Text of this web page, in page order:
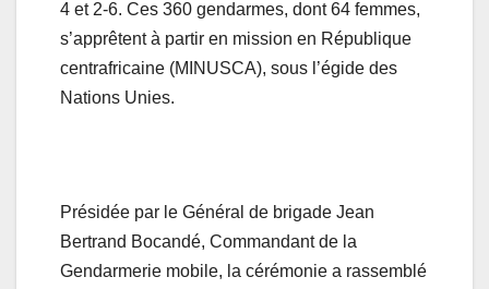
4 et 2-6. Ces 360 gendarmes, dont 64 femmes,
s’apprêtent à partir en mission en République
centrafricaine (MINUSCA), sous l’égide des
Nations Unies.
Présidée par le Général de brigade Jean
Bertrand Bocandé, Commandant de la
Gendarmerie mobile, la cérémonie a rassemblé